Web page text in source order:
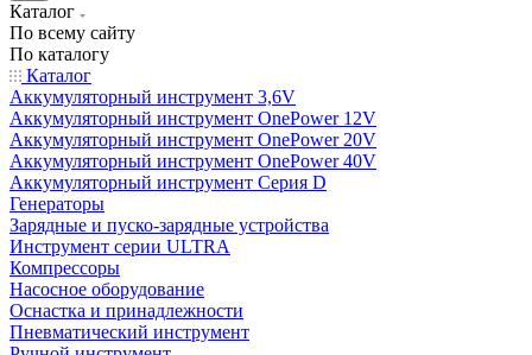
Каталог
По всему сайту
По каталогу
Каталог
Аккумуляторный инструмент 3,6V
Аккумуляторный инструмент OnePower 12V
Аккумуляторный инструмент OnePower 20V
Аккумуляторный инструмент OnePower 40V
Аккумуляторный инструмент Серия D
Генераторы
Зарядные и пуско-зарядные устройства
Инструмент серии ULTRA
Компрессоры
Насосное оборудование
Оснастка и принадлежности
Пневматический инструмент